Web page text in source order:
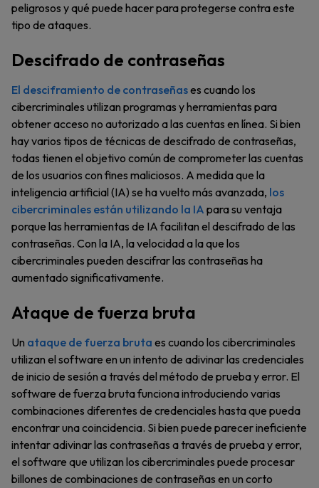
peligrosos y qué puede hacer para protegerse contra este
tipo de ataques.
Descifrado de contraseñas
El desciframiento de contraseñases cuando los
cibercriminales utilizan programas y herramientas para
obtener acceso no autorizado a las cuentas en línea. Si bien
hay varios tipos de técnicas de descifrado de contraseñas,
todas tienen el objetivo común de comprometer las cuentas
de los usuarios con fines maliciosos. A medida que la
inteligencia artificial (IA) se ha vuelto más avanzada, los
cibercriminales están utilizando la IA para su ventaja
porque las herramientas de IA facilitan el descifrado de las
contraseñas. Con la IA, la velocidad a la que los
cibercriminales pueden descifrar las contraseñas ha
aumentado significativamente.
Ataque de fuerza bruta
Un ataque de fuerza bruta es cuando los cibercriminales
utilizan el software en un intento de adivinar las credenciales
de inicio de sesión a través del método de prueba y error. El
software de fuerza bruta funciona introduciendo varias
combinaciones diferentes de credenciales hasta que pueda
encontrar una coincidencia. Si bien puede parecer ineficiente
intentar adivinar las contraseñas a través de prueba y error,
el software que utilizan los cibercriminales puede procesar
billones de combinaciones de contraseñas en un corto